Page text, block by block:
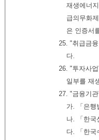
재생에너
급의무화
은 인증서
25. "취급금
다.
26. "투자사
일부를 재
27. "금융기
가. 「은행
나. 「한국
다. 「한국